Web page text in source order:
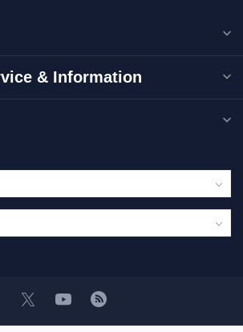
& Information